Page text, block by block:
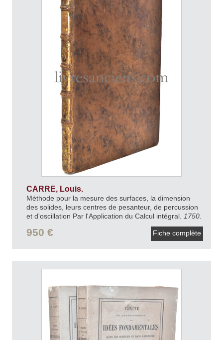
CARRÉ, Louis.
Méthode pour la mesure des surfaces, la dimension
des solides, leurs centres de pesanteur, de percussion
et d'oscillation Par l'Application du Calcul intégral.
1750.
950 € Fiche complète